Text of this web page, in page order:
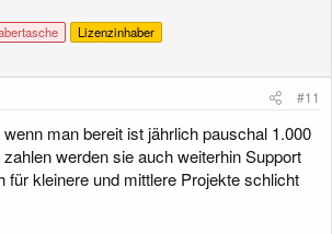
Lizenzinhaber
#11
man bereit ist jährlich pauschal 1.000
werden sie auch weiterhin Support
für kleinere und mittlere Projekte schlicht